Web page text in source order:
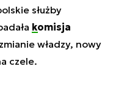
służby
komisja
władzy, nowy
czele.